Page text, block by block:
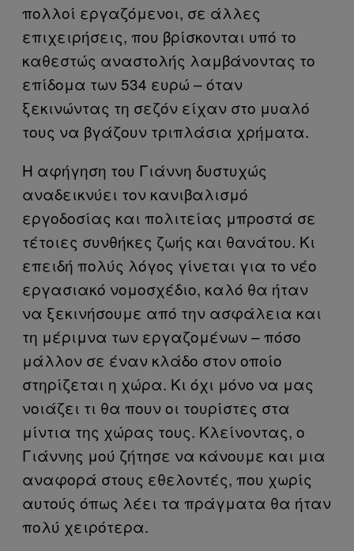
πολλοί εργαζόμενοι, σε άλλες
επιχειρήσεις, που βρίσκονται υπό το
καθεστώς αναστολής λαμβάνοντας το
επίδομα των 534 ευρώ – όταν
ξεκινώντας τη σεζόν είχαν στο μυαλό
τους να βγάζουν τριπλάσια χρήματα.
Η αφήγηση του Γιάννη δυστυχώς
αναδεικνύει τον κανιβαλισμό
εργοδοσίας και πολιτείας μπροστά σε
τέτοιες συνθήκες ζωής και θανάτου. Κι
επειδή πολύς λόγος γίνεται για το νέο
εργασιακό νομοσχέδιο, καλό θα ήταν
να ξεκινήσουμε από την ασφάλεια και
τη μέριμνα των εργαζομένων – πόσο
μάλλον σε έναν κλάδο στον οποίο
στηρίζεται η χώρα. Κι όχι μόνο να μας
νοιάζει τι θα πουν οι τουρίστες στα
μίντια της χώρας τους. Κλείνοντας, ο
Γιάννης μού ζήτησε να κάνουμε και μια
αναφορά στους εθελοντές, που χωρίς
αυτούς όπως λέει τα πράγματα θα ήταν
πολύ χειρότερα.